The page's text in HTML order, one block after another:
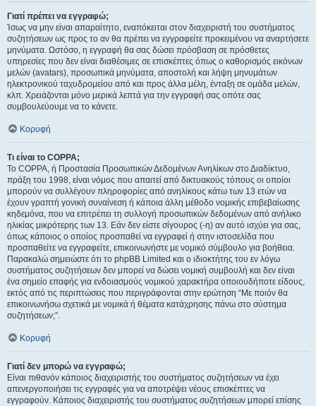
Γιατί πρέπει να εγγραφώ;
Ίσως να μην είναι απαραίτητο, εναπόκειται στον διαχειριστή του συστήματος
συζητήσεων ως προς το αν θα πρέπει να εγγραφείτε προκειμένου να αναρτήσετε
μηνύματα. Ωστόσο, η εγγραφή θα σας δώσει πρόσβαση σε πρόσθετες
υπηρεσίες που δεν είναι διαθέσιμες σε επισκέπτες όπως ο καθορισμός εικόνων
μελών (avatars), προσωπικά μηνύματα, αποστολή και λήψη μηνυμάτων
ηλεκτρονικού ταχυδρομείου από και προς άλλα μέλη, ένταξη σε ομάδα μελών,
κλπ. Χρειάζονται μόνο μερικά λεπτά για την εγγραφή σας οπότε σας
συμβουλεύουμε να το κάνετε.
Κορυφή
Τι είναι το COPPA;
Το COPPA, ή Προστασία Προσωπικών Δεδομένων Ανηλίκων στο Διαδίκτυο,
πράξη του 1998, είναι νόμος που απαιτεί από δικτυακούς τόπους οι οποίοι
μπορούν να συλλέγουν πληροφορίες από ανηλίκους κάτω των 13 ετών να
έχουν γραπτή γονική συναίνεση ή κάποια άλλη μέθοδο νομικής επιβεβαίωσης
κηδεμόνα, που να επιτρέπει τη συλλογή προσωπικών δεδομένων από ανήλικο
ηλικίας μικρότερης των 13. Εάν δεν είστε σίγουρος (-η) αν αυτό ισχύει για σας,
όπως κάποιος ο οποίος προσπαθεί να εγγραφεί ή στην ιστοσελίδα που
προσπαθείτε να εγγραφείτε, επικοινωνήστε με νομικό σύμβουλο για βοήθεια.
Παρακαλώ σημειώστε ότι το phpBB Limited και ο ιδιοκτήτης του εν λόγω
συστήματος συζητήσεων δεν μπορεί να δώσει νομική συμβουλή και δεν είναι
ένα σημείο επαφής για ενδοιασμούς νομικού χαρακτήρα οποιουδήποτε είδους,
εκτός από τις περιπτώσεις που περιγράφονται στην ερώτηση “Με ποιόν θα
επικοινωνήσω σχετικά με νομικά ή θέματα κατάχρησης πάνω στο σύστημα
συζητήσεων;”.
Κορυφή
Γιατί δεν μπορώ να εγγραφώ;
Είναι πιθανόν κάποιος διαχειριστής του συστήματος συζητήσεων να έχει
απενεργοποιήσει τις εγγραφές για να αποτρέψει νέους επισκέπτες να
εγγραφούν. Κάποιος διαχειριστής του συστήματος συζητήσεων μπορεί επίσης